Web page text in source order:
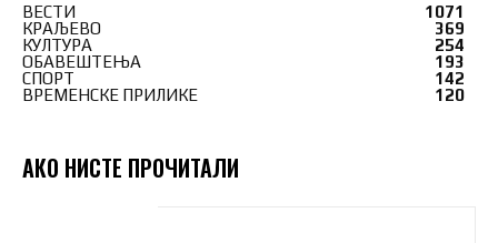
ВЕСТИ
1071
КРАЉЕВО
369
КУЛТУРА
254
ОБАВЕШТЕЊА
193
СПОРТ
142
ВРЕМЕНСКЕ ПРИЛИКЕ
120
АКО НИСТЕ ПРОЧИТАЛИ